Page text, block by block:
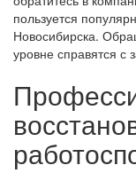
пользуется
Новосибирска.
уровне справятся с